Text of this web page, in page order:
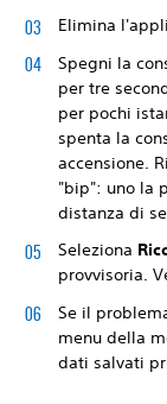
Elimina
Spegni la
per tre
per pochi
spenta la
accensione.
"bip": uno la
distanza di
Seleziona
provvisoria.
Se il
menu della
dati salvati